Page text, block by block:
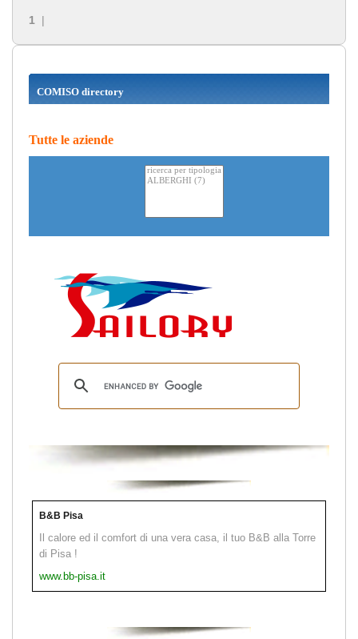
1 |
COMISO directory
Tutte le aziende
B&B Pisa
Il calore ed il comfort di una vera casa, il tuo B&B alla Torre
di Pisa !
www.bb-pisa.it